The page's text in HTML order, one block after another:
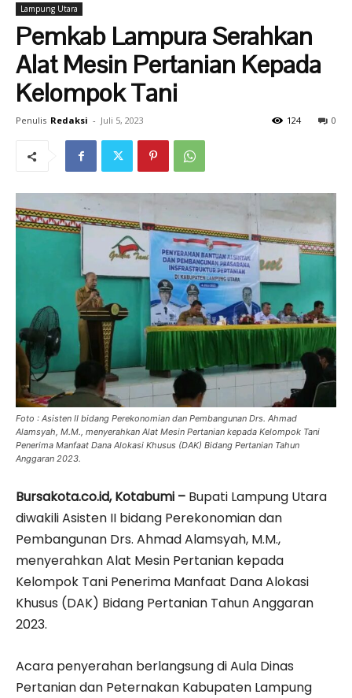
Lampung Utara
Pemkab Lampura Serahkan
Alat Mesin Pertanian Kepada
Kelompok Tani
Penulis Redaksi - Juli 5, 2023 0
124
Foto : Asisten II bidang Perekonomian dan Pembangunan Drs. Ahmad
Alamsyah, M.M., menyerahkan Alat Mesin Pertanian kepada Kelompok Tani
Penerima Manfaat Dana Alokasi Khusus (DAK) Bidang Pertanian Tahun
Anggaran 2023.
Bursakota.co.id, Kotabumi – Bupati Lampung Utara
diwakili Asisten II bidang Perekonomian dan
Pembangunan Drs. Ahmad Alamsyah, M.M.,
menyerahkan Alat Mesin Pertanian kepada
Kelompok Tani Penerima Manfaat Dana Alokasi
Khusus (DAK) Bidang Pertanian Tahun Anggaran
2023.
Acara penyerahan berlangsung di Aula Dinas
Pertanian dan Peternakan Kabupaten Lampung